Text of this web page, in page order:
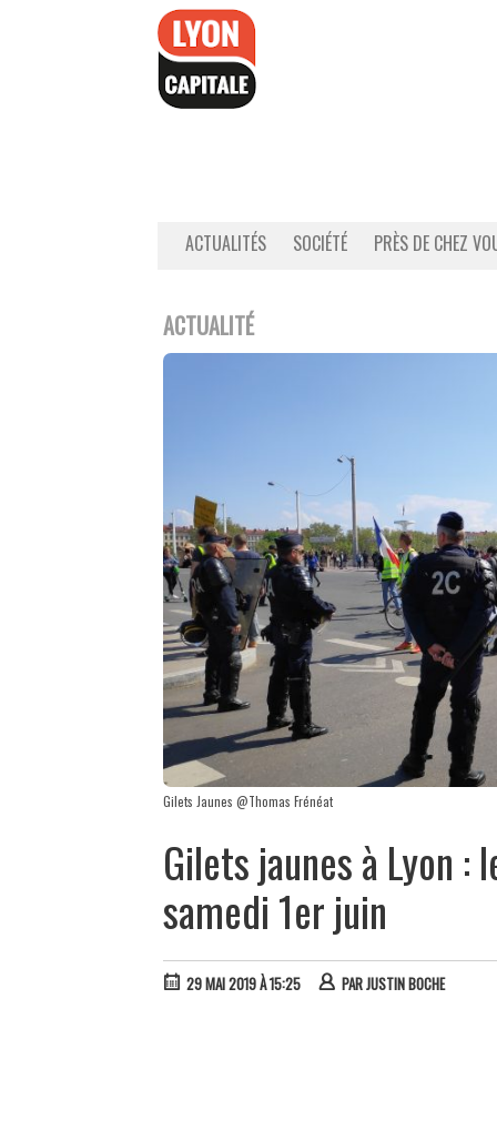
ACTUALITÉS SOCIÉTÉ PRÈS DE CHEZ
ACTUALITÉ
Gilets Jaunes @Thomas Frénéat
Gilets jaunes à Lyon
samedi 1er juin
29 MAI 2019 À 15:25 PARJUSTIN BOCHE